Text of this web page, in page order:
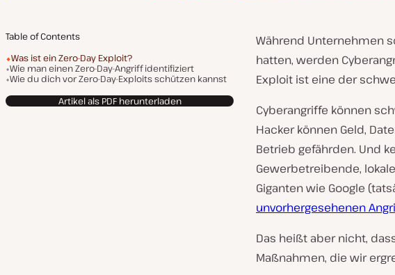
Table of Contents
Was ist ein Zero-Day Exploit?
Wie man einen Zero-Day-Angriff identifiziert
Wie du dich vor Zero-Day-Exploits schützen kannst
Artikel als PDF herunterladen
Während Unternehmen
hatten, werden
Exploit ist eine der
Cyberangriffe können
Hacker können Geld,
Betrieb gefährden. Und
Gewerbetreibende,
Giganten wie Google
unvorhergesehenen
Das heißt aber nicht,
Maßnahmen, die wir